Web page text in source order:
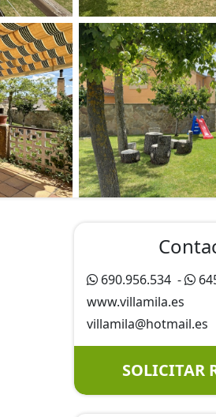
690.956.534 -
www.villamila.es
villamila@hotmail.es
SOLICITAR